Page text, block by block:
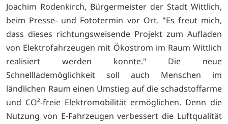
Joachim Rodenkirch, Bürgermeister der Stadt Wittlich,
beim Presse- und Fototermin vor Ort. "Es freut mich,
dass dieses richtungsweisende Projekt zum Aufladen
von Elektrofahrzeugen mit Ökostrom im Raum Wittlich
realisiert werden konnte." Die neue
Schnelllademöglichkeit soll auch Menschen im
ländlichen Raum einen Umstieg auf die schadstoffarme
und CO²-freie Elektromobilität ermöglichen. Denn die
Nutzung von E-Fahrzeugen verbessert die Luftqualität